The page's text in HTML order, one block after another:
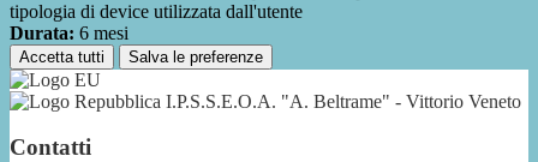
tipologia di device utilizzata dall'utente
Durata: 6 mesi
Accetta tutti Salva le preferenze
I.P.S.S.E.O.A. "A. Beltrame" - Vittorio Veneto
Contatti